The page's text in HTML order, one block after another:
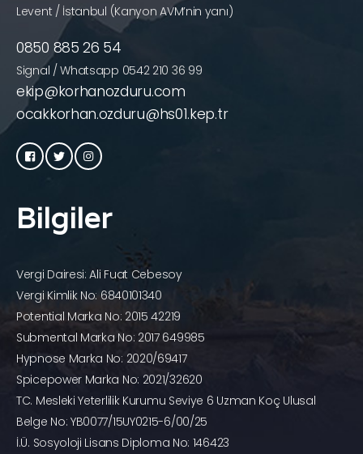
Levent / İstanbul (Kanyon AVM’nin yanı)
0850 885 26 54
Signal / Whatsapp 0542 210 36 99
ekip@korhanozduru.com
ocakkorhan.ozduru@hs01.kep.tr
Bilgiler
Vergi Dairesi: Ali Fuat Cebesoy
Vergi Kimlik No: 6840101340
Potential Marka No: 2015 42219
Submental Marka No: 2017 649985
Hypnose Marka No: 2020/69417
Spicepower Marka No: 2021/32620
TC. Mesleki Yeterlilik Kurumu Seviye 6 Uzman Koç Ulusal
Belge No: YB0077/15UY0215-6/00/25
İ.Ü. Sosyoloji Lisans Diploma No: 146423